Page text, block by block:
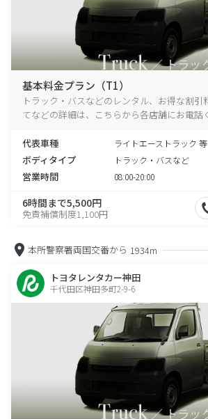
基本料金プラン（T1）
トラック・バスなどのレンタル、お得な割引
てなどの詳細は、こちらから各店舗にお電話
代表車種 ライトエーストラック 等
ボディタイプ トラック・バスなど
営業時間 08:00-20:00
6時間まで5,500円
免責補償制度1,100円
本所警察署両国交番から 1934m
トヨタレンタカー神田
千代田区神田多町2-9-6